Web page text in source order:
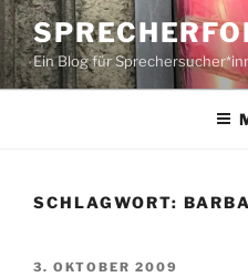
Zum
Inhalt
springenEin Blog für
SCHLAGWORT:
VERÖFFENTLICHT
3. OKTOBER 2009